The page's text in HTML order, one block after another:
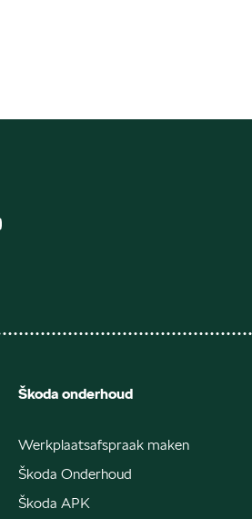
Škoda onderhoud
Werkplaatsafspraak maken
Škoda Onderhoud
Škoda APK